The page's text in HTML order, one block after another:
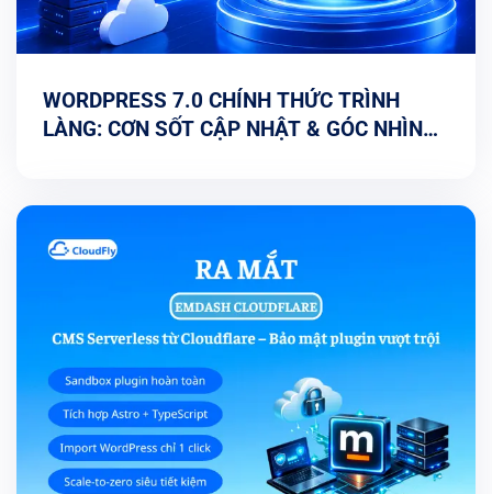
WORDPRESS 7.0 CHÍNH THỨC TRÌNH
LÀNG: CƠN SỐT CẬP NHẬT & GÓC NHÌN